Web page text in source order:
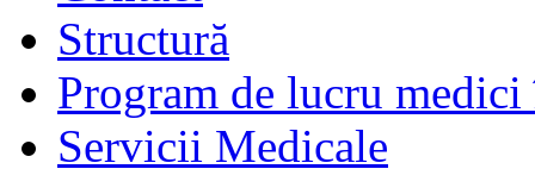
Structură
Program de lucru
Servicii Medicale